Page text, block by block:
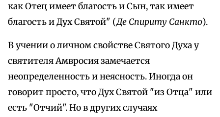
как Отец имеет благость и Сын, так имеет
благость и Дух Святой" (Де Спириту Санкто).
В учении о личном свойстве Святого Духа у
святителя Амвросия замечается
неопределенность и неясность. Иногда он
говорит просто, что Дух Святой "из Отца" или
есть "Отчий". Но в других случаях